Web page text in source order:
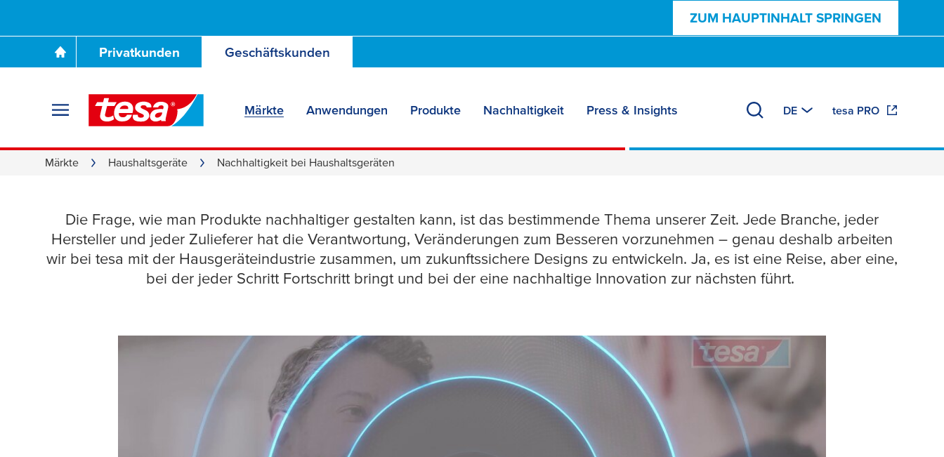
ZUM HAUPTINHALT SPRINGEN
Privatkunden Geschäftskunden
Märkte Anwendungen Produkte Nachhaltigkeit Press & Insights DE tesa PRO
Märkte Haushaltsgeräte Nachhaltigkeit bei Haushaltsgeräten
Seite an Seite für nachhaltigere
Lösungen
Die Frage, wie man Produkte nachhaltiger gestalten kann, ist das bestimmende Thema unserer Zeit. Jede Branche, jeder
Hersteller und jeder Zulieferer hat die Verantwortung, Veränderungen zum Besseren vorzunehmen – genau deshalb arbeiten
wir bei tesa mit der Hausgeräteindustrie zusammen, um zukunftssichere Designs zu entwickeln. Ja, es ist eine Reise, aber eine,
bei der jeder Schritt Fortschritt bringt und bei der eine nachhaltige Innovation zur nächsten führt.